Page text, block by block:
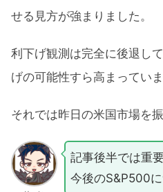
せる見方が強まりました。
利下げ観測は完全に後退し
げの可能性すら高まっていま
それでは昨日の米国市場を
記事後半では重
今後のS&P500